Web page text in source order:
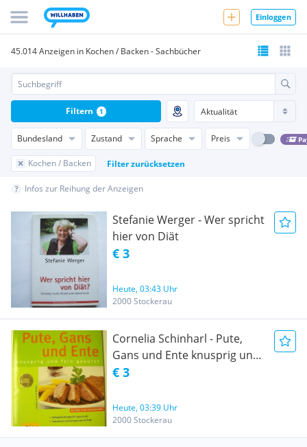
Einloggen
45.014 Anzeigen in Kochen / Backen - Sachbücher
Bundesland Zustand Sprache Preis
Kochen / Backen Filter zurücksetzen
Filtern 1
Infos zur Reihung der Anzeigen
Stefanie Werger - Wer spricht
hier von Diät
€ 3
Heute, 03:43 Uhr
2000 Stockerau
Cornelia Schinharl - Pute,
Gans und Ente knusprig und
fein gewürzt ISBN 3-7742-
€ 3
Heute, 03:39 Uhr
2000 Stockerau